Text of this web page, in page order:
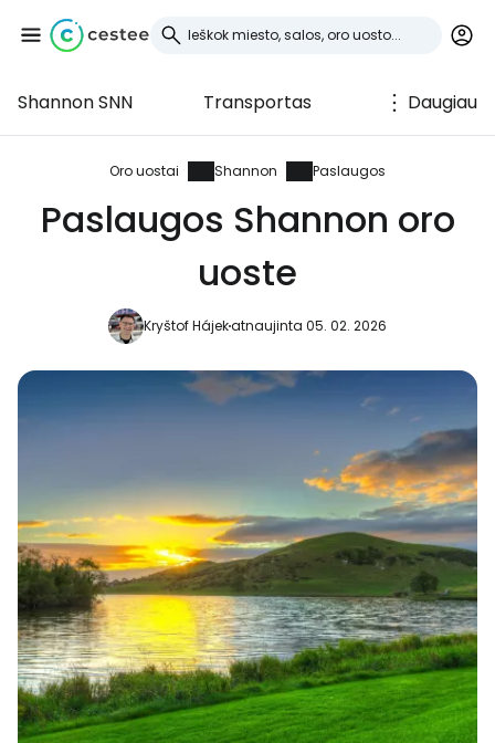
Shannon SNN Transportas Daugiau
Oro uostai Shannon Paslaugos
Paslaugos Shannon oro
uoste
Kryštof Hájekatnaujinta 05. 02. 2026
Prisijunkite prie
Cestee
... pasaulinė kelionių bendruomenė
Tęsti su Facebook
Tęsti el. paštu